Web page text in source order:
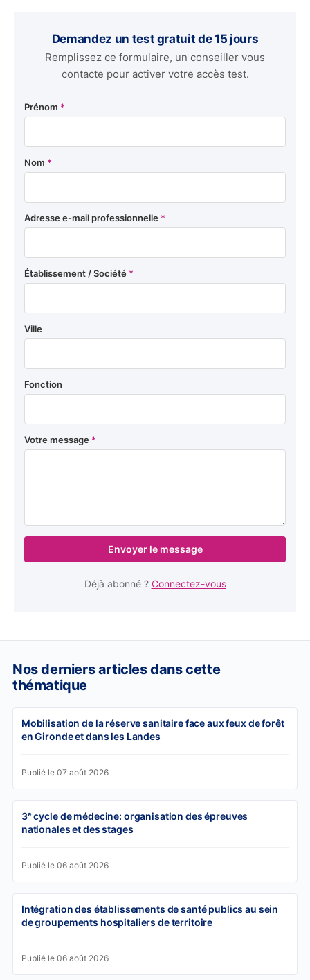
Demandez un test gratuit de 15 jours
Remplissez ce formulaire, un conseiller vous
contacte pour activer votre accès test.
Prénom *
Nom *
Adresse e-mail professionnelle *
Établissement / Société *
Ville
Fonction
Votre message *
Envoyer le message
Déjà abonné ? Connectez-vous
Nos derniers articles dans cette
thématique
Mobilisation de la réserve sanitaire face aux feux de forêt
en Gironde et dans les Landes
Publié le 07 août 2026
3ᵉ cycle de médecine: organisation des épreuves
nationales et des stages
Publié le 06 août 2026
Intégration des établissements de santé publics au sein
de groupements hospitaliers de territoire
Publié le 06 août 2026